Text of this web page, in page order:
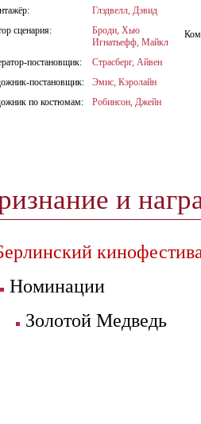
Глэдвелл, Дэвид
сценария:
Броди, Хью
Игнатьефф, Майкл
постановщик:
Страсберг, Айвен
постановщик:
Эмис, Кэролайн
по костюмам:
Робинсон, Джейн
и
Номинации
Золотой Медведь